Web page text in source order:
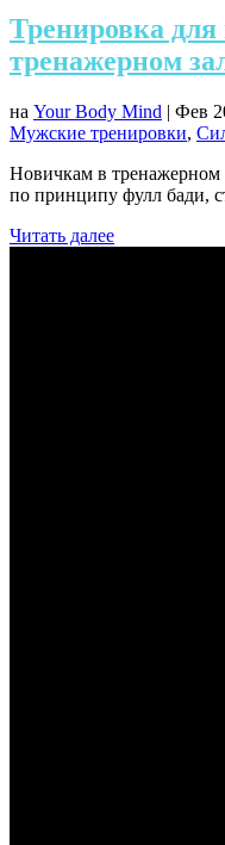
Тренировка
тренажерном
на Your Body Mind | Фев
Мужские тренировки,
Новичкам в тренажерном
по принципу фулл бади,
Читать далее